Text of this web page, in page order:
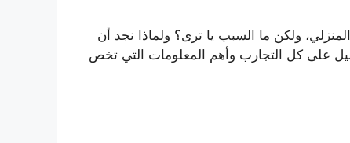
ولكن ما السبب يا ترى؟ ولماذا نجد أن
على كل التجارب وأهم المعلومات التي تخص